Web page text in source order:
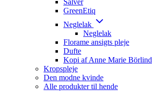
Salver
GreenEtiq
Neglelak
Neglelak
Florame ansigts pleje
Dufte
Kopi af Anne Marie Börlind
Kropspleje
Den modne kvinde
Alle produkter til hende